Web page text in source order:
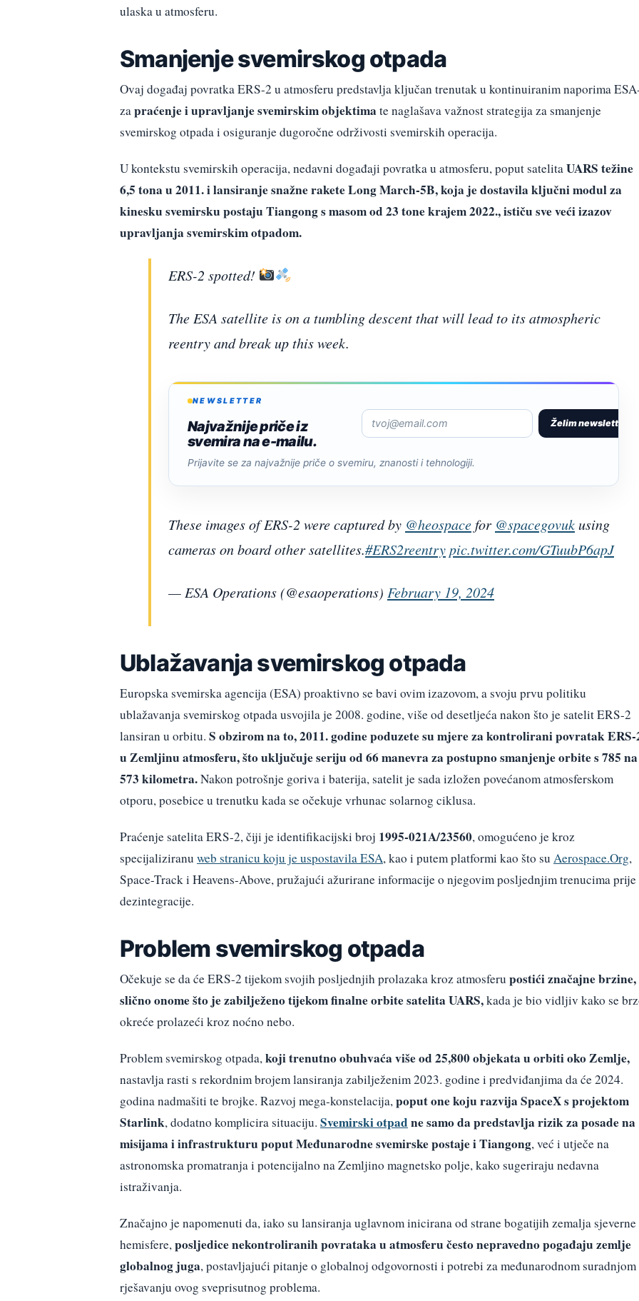
ulaska u atmosferu.
Smanjenje svemirskog otpada
Ovaj događaj povratka ERS-2 u atmosferu predstavlja ključan trenutak u kontinuiranim naporima
zapraćenje i upravljanje svemirskim objektima te naglašava važnost strategija za smanjenje
svemirskog otpada i osiguranje dugoročne održivosti svemirskih operacija.
U kontekstu svemirskih operacija, nedavni događaji povratka u atmosferu, poput satelitaUARS težine
6,5 tona u 2011. i lansiranje snažne rakete Long March-5B, koja je dostavila ključni modul za
kinesku svemirsku postaju Tiangong s masom od 23 tone krajem 2022., ističu sve veći izazov
upravljanja svemirskim otpadom.
ERS-2 spotted!
The ESA satellite is on a tumbling descent that will lead to its atmospheric
reentry and break up this week.
NEWSLETTER
Najvažnije priče iz
svemira na e-mailu.
Želim newsletter
Prijavite se za najvažnije priče o svemiru, znanosti i tehnologiji.
These images of ERS-2 were captured by @heospacefor @spacegovukusing
cameras on board other satellites.#ERS2reentrypic.twitter.com/GTuubP6apJ
— ESA Operations (@esaoperations) February 19, 2024
Ublažavanja svemirskog otpada
Europska svemirska agencija (ESA) proaktivno se bavi ovim izazovom, a svoju prvu politiku
ublažavanja svemirskog otpada usvojila je 2008. godine, više od desetljeća nakon što je satelit ERS-2
lansiran u orbitu. S obzirom na to, 2011. godine poduzete su mjere za kontrolirani povratak ERS-
u Zemljinu atmosferu, što uključuje seriju od 66 manevra za postupno smanjenje orbite s 785 na
573 kilometra.Nakon potrošnje goriva i baterija, satelit je sada izložen povećanom atmosferskom
otporu, posebice u trenutku kada se očekuje vrhunac solarnog ciklusa.
Praćenje satelita ERS-2, čiji je identifikacijski broj 1995-021A/23560, omogućeno je kroz
specijaliziranu web stranicu koju je uspostavila ESA, kao i putem platformi kao što su Aerospace.Org,
Space-Track i Heavens-Above, pružajući ažurirane informacije o njegovim posljednjim trenucima prije
dezintegracije.
Problem svemirskog otpada
Očekuje se da će ERS-2 tijekom svojih posljednjih prolazaka kroz atmosferu postići značajne brzine,
slično onome što je zabilježeno tijekom finalne orbite satelita UARS,kada je bio vidljiv kako se
okreće prolazeći kroz noćno nebo.
Problem svemirskog otpada,koji trenutno obuhvaća više od 25,800 objekata u orbiti oko Zemlje,
nastavlja rasti s rekordnim brojem lansiranja zabilježenim 2023. godine i predviđanjima da će 2024.
godina nadmašiti te brojke. Razvoj mega-konstelacija,poput one koju razvija SpaceX s projektom
Starlink, dodatno komplicira situaciju. Svemirski otpad ne samo da predstavlja rizik za posade na
misijama i infrastrukturu poput Međunarodne svemirske postaje i Tiangong, već i utječe na
astronomska promatranja i potencijalno na Zemljino magnetsko polje, kako sugeriraju nedavna
istraživanja.
Značajno je napomenuti da, iako su lansiranja uglavnom inicirana od strane bogatijih zemalja sjeverne
hemisfere,posljedice nekontroliranih povrataka u atmosferu često nepravedno pogađaju zemlje
globalnog juga, postavljajući pitanje o globalnoj odgovornosti i potrebi za međunarodnom suradnjom
rješavanju ovog sveprisutnog problema.